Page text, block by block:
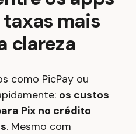
mais
clareza
como PicPay ou
os custos
Pix no crédito
. Mesmo com